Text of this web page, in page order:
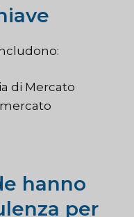
di Mercato
hanno
per